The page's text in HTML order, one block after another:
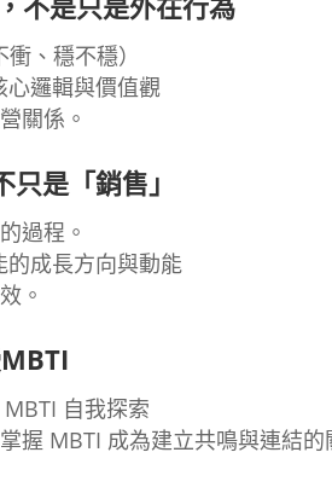
、穩不穩）
心邏輯與價值觀
關係。
是「銷售」
過程。
成長方向與動能
。
自我探索
握 MBTI 成為建立共鳴與連結的